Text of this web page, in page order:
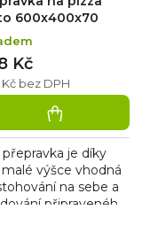
600x400x70
bez DPH
Kč
přepravka je díky
výšce vhodná
na sebe a
připraveného